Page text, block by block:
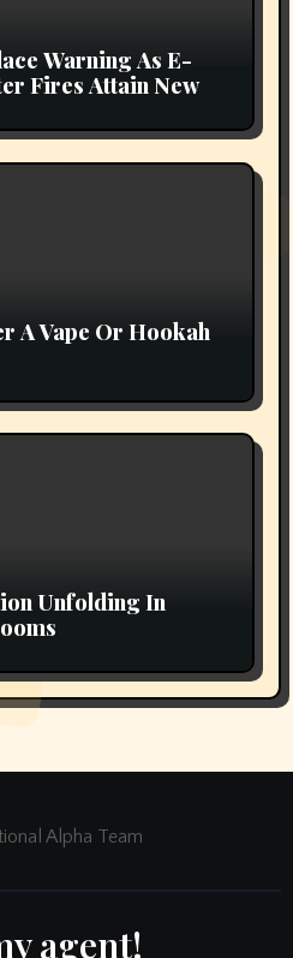
Warning As E-
Fires Attain New
A Vape Or Hookah
Unfolding In
Alpha Team
agent!